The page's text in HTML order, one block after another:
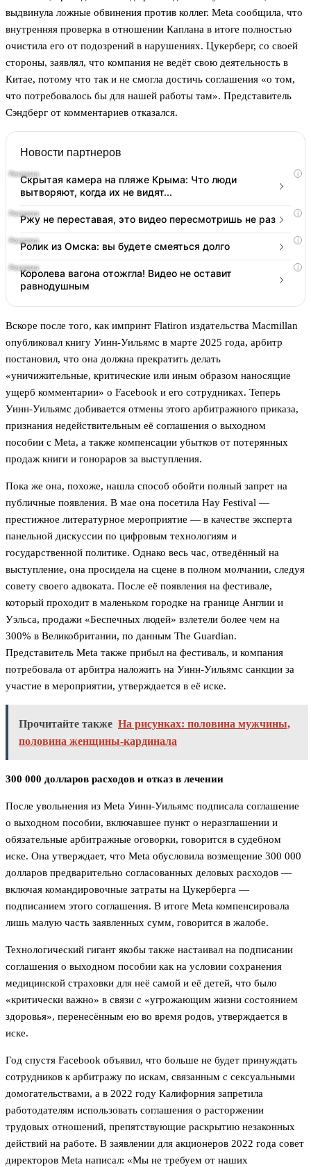
выдвинула ложные обвинения против коллег. Meta сообщила, что
внутренняя проверка в отношении Каплана в итоге полностью
очистила его от подозрений в нарушениях. Цукерберг, со своей
стороны, заявлял, что компания не ведёт свою деятельность в
Китае, потому что так и не смогла достичь соглашения «о том,
что потребовалось бы для нашей работы там». Представитель
Сэндберг от комментариев отказался.
Новости партнеров
i
Скрытая камера на пляже Крыма: Что люди
вытворяют, когда их не видят...
i
Ржу не переставая, это видео пересмотришь не раз
i
Ролик из Омска: вы будете смеяться долго
i
Королева вагона отожгла! Видео не оставит
равнодушным
Вскоре после того, как импринт Flatiron издательства Macmillan
опубликовал книгу Уинн-Уильямс в марте 2025 года, арбитр
постановил, что она должна прекратить делать
«уничижительные, критические или иным образом наносящие
ущерб комментарии» о Facebook и его сотрудниках. Теперь
Уинн-Уильямс добивается отмены этого арбитражного приказа,
признания недействительным её соглашения о выходном
пособии с Meta, а также компенсации убытков от потерянных
продаж книги и гонораров за выступления.
Пока же она, похоже, нашла способ обойти полный запрет на
публичные появления. В мае она посетила Hay Festival —
престижное литературное мероприятие — в качестве эксперта
панельной дискуссии по цифровым технологиям и
государственной политике. Однако весь час, отведённый на
выступление, она просидела на сцене в полном молчании, следуя
совету своего адвоката. После её появления на фестивале,
который проходит в маленьком городке на границе Англии и
Уэльса, продажи «Беспечных людей» взлетели более чем на
300% в Великобритании, по данным The Guardian.
Представитель Meta также прибыл на фестиваль, и компания
потребовала от арбитра наложить на Уинн-Уильямс санкции за
участие в мероприятии, утверждается в её иске.
Прочитайте также На рисунках: половина мужчины,
половина женщины-кардинала
300 000 долларов расходов и отказ в лечении
После увольнения из Meta Уинн-Уильямс подписала соглашение
о выходном пособии, включавшее пункт о неразглашении и
обязательные арбитражные оговорки, говорится в судебном
иске. Она утверждает, что Meta обусловила возмещение 300 000
долларов предварительно согласованных деловых расходов —
включая командировочные затраты на Цукерберга —
подписанием этого соглашения. В итоге Meta компенсировала
лишь малую часть заявленных сумм, говорится в жалобе.
Технологический гигант якобы также настаивал на подписании
соглашения о выходном пособии как на условии сохранения
медицинской страховки для неё самой и её детей, что было
«критически важно» в связи с «угрожающим жизни состоянием
здоровья», перенесённым ею во время родов, утверждается в
иске.
Год спустя Facebook объявил, что больше не будет принуждать
сотрудников к арбитражу по искам, связанным с сексуальными
домогательствами, а в 2022 году Калифорния запретила
работодателям использовать соглашения о расторжении
трудовых отношений, препятствующие раскрытию незаконных
действий на работе. В заявлении для акционеров 2022 года совет
директоров Meta написал: «Мы не требуем от наших